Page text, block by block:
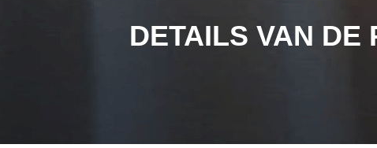
DETAILS VAN DE